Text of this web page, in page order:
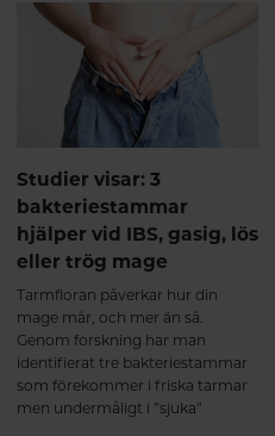
sömnproblem och sexuell olust.
Studier visar: 3
bakteriestammar
hjälper vid IBS, gasig, lös
eller trög mage
Tarmfloran påverkar hur din
mage mår, och mer än så.
Genom forskning har man
identifierat tre bakteriestammar
som förekommer i friska tarmar
men undermåligt i ”sjuka”